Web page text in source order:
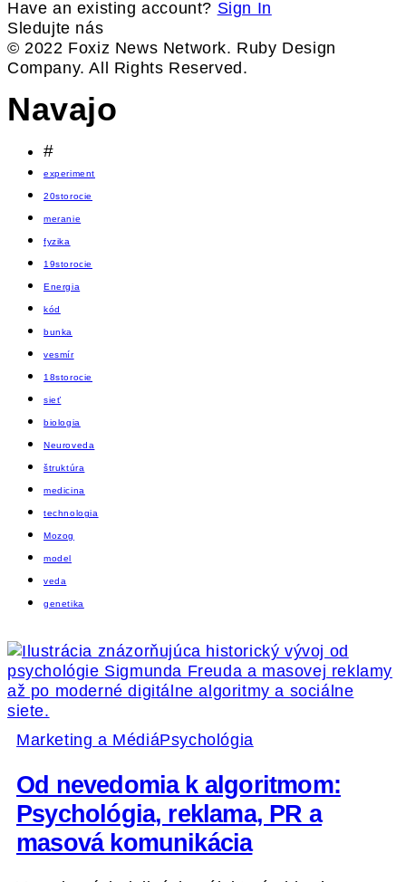
Have an existing account? Sign In
Sledujte nás
© 2022 Foxiz News Network. Ruby Design
Company. All Rights Reserved.
Navajo
#
experiment
20storocie
meranie
fyzika
19storocie
Energia
kód
bunka
vesmír
18storocie
sieť
biologia
Neuroveda
štruktúra
medicina
technologia
Mozog
model
veda
genetika
Marketing a MédiáPsychológia
Od nevedomia k algoritmom:
Psychológia, reklama, PR a
masová komunikácia